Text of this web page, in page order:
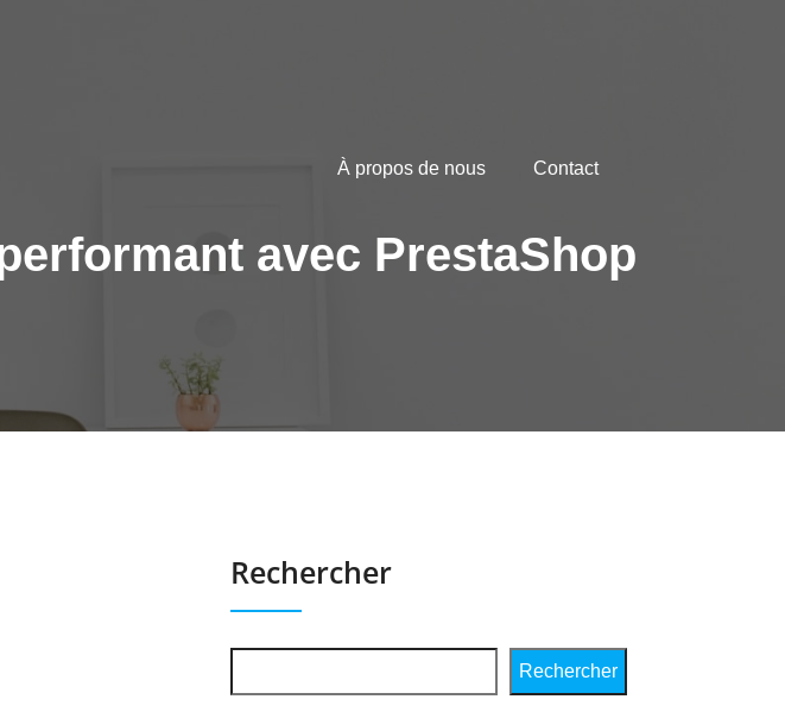
À propos de nous Contact
avec PrestaShop
Rechercher
Rechercher